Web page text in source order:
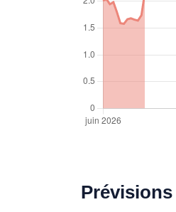
Prévisions